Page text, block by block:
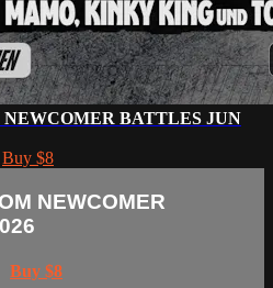
BATTLES JUN
Buy $8
NEWCOMER
Buy $8